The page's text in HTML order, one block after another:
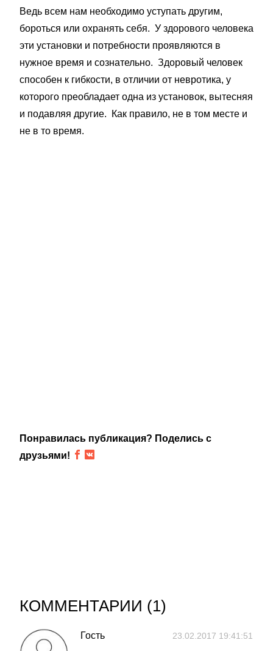
Ведь всем нам необходимо уступать другим,
бороться или охранять себя. У здорового человека
эти установки и потребности проявляются в
нужное время и сознательно. Здоровый человек
способен к гибкости, в отличии от невротика, у
которого преобладает одна из установок, вытесняя
и подавляя другие. Как правило, не в том месте и
не в то время.
Понравилась публикация? Поделись с
друзьями!
КОММЕНТАРИИ (1)
Гость 23.02.2017 19:41:51